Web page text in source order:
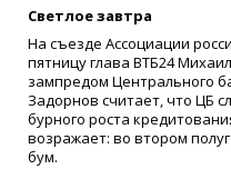
Светлое завтра
На съезде Ассоциации
пятницу глава ВТБ24
зампредом Центрального
Задорнов считает, что ЦБ
бурного роста
возражает: во втором
бум.